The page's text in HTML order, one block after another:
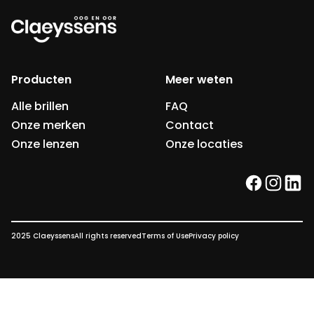
Producten
Alle brillen
Onze merken
Onze lenzen
Meer weten
FAQ
Contact
Onze locaties
facebook
2025 ClaeyssensAll rights reservedTerms of UsePrivacy policy